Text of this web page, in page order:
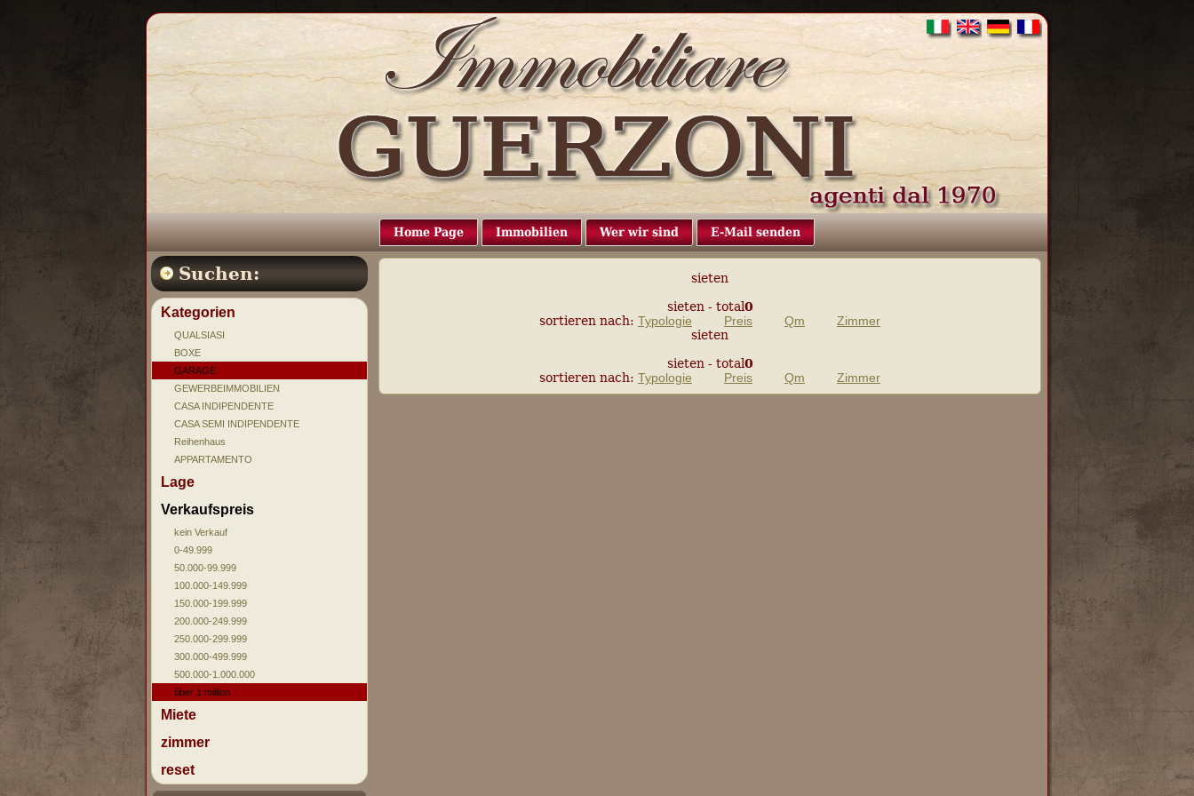
Home Page Immobilien Wer wir sind E-Mail senden
Suchen:
Kategorien
QUALSIASI
BOXE
GARAGE
GEWERBEIMMOBILIEN
CASA INDIPENDENTE
CASA SEMI INDIPENDENTE
Reihenhaus
APPARTAMENTO
Lage
Verkaufspreis
kein Verkauf
0-49.999
50.000-99.999
100.000-149.999
150.000-199.999
200.000-249.999
250.000-299.999
300.000-499.999
500.000-1.000.000
über 1 million
Miete
zimmer
reset
sieten
sieten - total0
sortieren nach: Typologie Preis Qm
Zimmer
sieten
sieten - total0
sortieren nach: Typologie Preis Qm Zimmer